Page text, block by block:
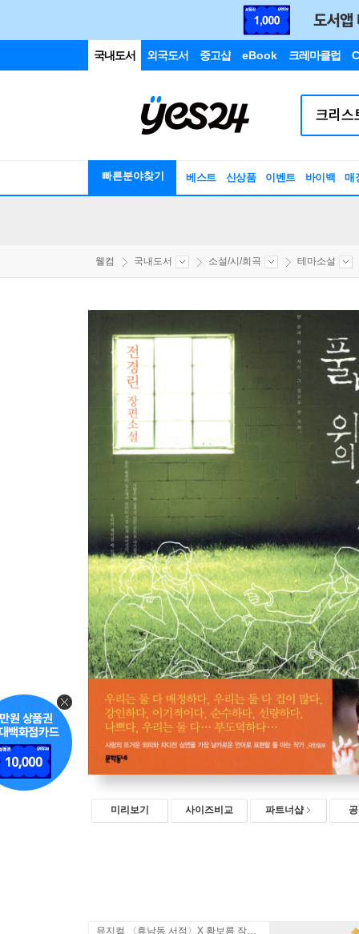
국내도서 외국도서 중고샵 eBook 크레마클럽
빠른분야찾기 베스트 신상품 이벤트 바이백 매
웰컴 국내도서 소설/시/희곡 테마소설
미리보기 사이즈비교 파트너샵
뮤지컬 〈휴남동 서점〉X 황보름 작가 북토크